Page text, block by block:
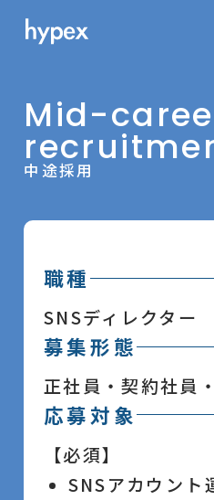
Mid-
中途採用
職種
SNSディレクター
募集形態
正社員・契約社員
応募対象
【必須】
SNSアカウント